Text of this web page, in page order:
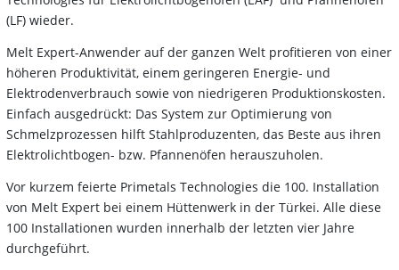
(LF) wieder.
Melt Expert-Anwender auf der ganzen Welt profitieren von einer
höheren Produktivität, einem geringeren Energie- und
Elektrodenverbrauch sowie von niedrigeren Produktionskosten.
Einfach ausgedrückt: Das System zur Optimierung von
Schmelzprozessen hilft Stahlproduzenten, das Beste aus ihren
Elektrolichtbogen- bzw. Pfannenöfen herauszuholen.
Vor kurzem feierte Primetals Technologies die 100. Installation
von Melt Expert bei einem Hüttenwerk in der Türkei. Alle diese
100 Installationen wurden innerhalb der letzten vier Jahre
durchgeführt.